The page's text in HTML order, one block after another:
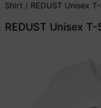
Shirt / REDUST Unisex
REDUST Unisex